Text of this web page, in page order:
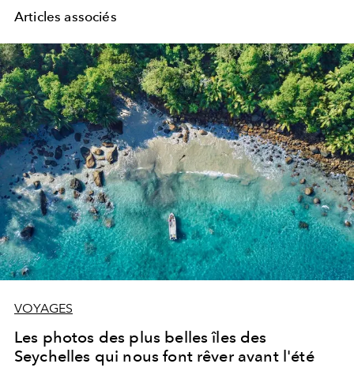
Articles associés
VOYAGES
Les photos des plus belles îles des
Seychelles qui nous font rêver avant l'été